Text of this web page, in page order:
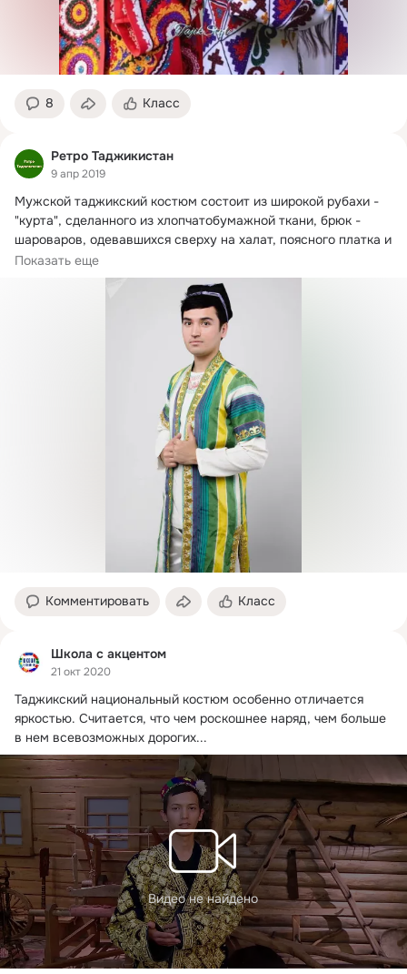
8 Класс
Ретро Таджикистан
9 апр 2019
Мужской таджикский костюм состоит из широкой рубахи -
"курта", сделанного из хлопчатобумажной ткани, брюк -
шароваров, одевавшихся сверху на халат, поясного платка и
головного убора - тюбетейки.
Показать еще
Комментировать Класс
Школа с акцентом
21 окт 2020
Таджикский национальный костюм особенно отличается
яркостью. Считается, что чем роскошнее наряд, чем больше
в нем всевозможных дорогих...
Видео не найдено